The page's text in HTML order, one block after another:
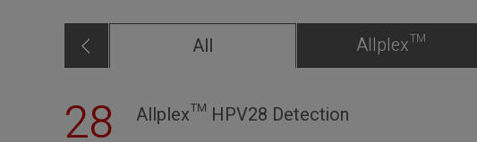
All Allplex™
28 Allplex™ HPV28 Detection